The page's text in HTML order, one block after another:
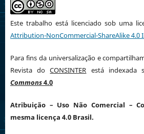
Este trabalho está licenciado sob uma
Attribution-NonCommercial-ShareAlike 4.0
Para fins da universalização e
Revista doCONSINTER está indexada
Commons4.0
Atribuição – Uso Não Comercial –
mesma licença 4.0 Brasil.